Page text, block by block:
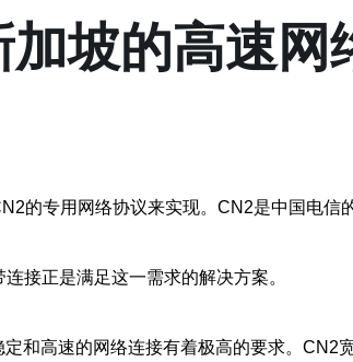
坡的高速网
的专用网络协议来实现。CN2是中国电信
接正是满足这一需求的解决方案。
和高速的网络连接有着极高的要求。CN2